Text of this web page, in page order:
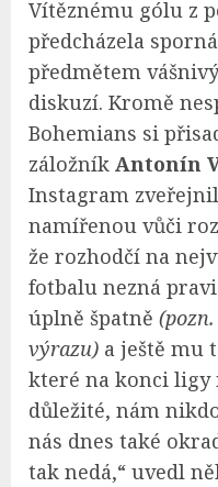
Vítěznému gólu z
předcházela
předmětem
diskuzí. Kromě
Bohemians si
záložník Antonín
Instagram
namířenou vůči
že rozhodčí na
fotbalu nezná
úplně špatně
výrazu) a ještě mu
které na konci ligy
důležité, nám
nás dnes také
tak nedá,“ uvedl